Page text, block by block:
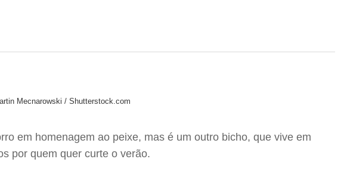
Mecnarowski / Shutterstock.com
em homenagem ao peixe, mas é um outro bicho, que vive em
por quem quer curte o verão.